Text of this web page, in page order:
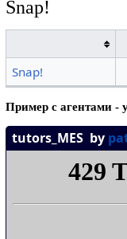
Snap!
Snap!
Пример с агентами